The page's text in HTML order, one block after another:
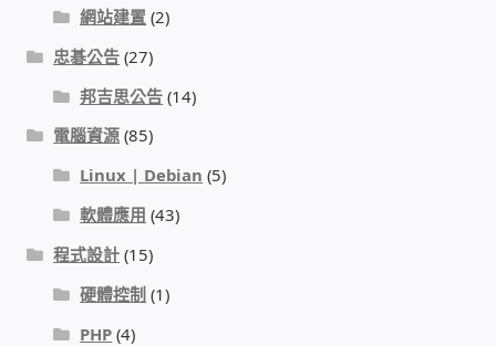
門禁安全控制 工具 軟體 手冊
建築技術設備設置
租屋維修、租屋安全
智慧電錶、儲值、雲端 電子式電錶
公用房間插卡計費方案
網站建置 (2)
忠碁公告 (27)
邦吉思公告 (14)
電腦資源 (85)
Linux | Debian (5)
軟體應用 (43)
程式設計 (15)
硬體控制 (1)
PHP (4)